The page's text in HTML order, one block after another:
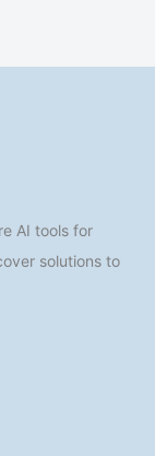
AI tools for
solutions to